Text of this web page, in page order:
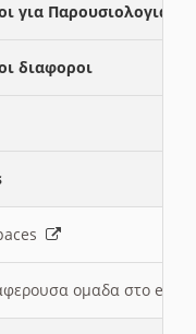
για Παρουσιολογια
διαφοροι
ομαδα στο e-